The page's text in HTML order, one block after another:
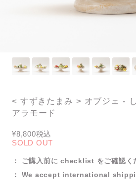
< すずきたまみ > オブジェ -
アラモード
¥8,800税込
SOLD OUT
： ご購入前に checklist をご確認く
： We accept international